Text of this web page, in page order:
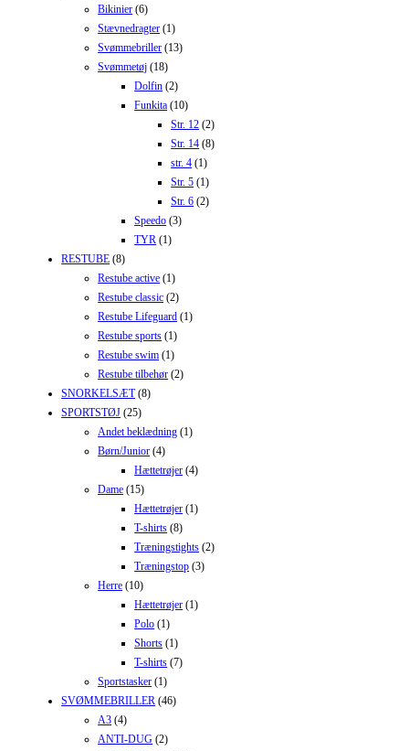
Bikinier (6)
Stævnedragter (1)
Svømmebriller (13)
Svømmetøj (18)
Dolfin (2)
Funkita (10)
Str. 12 (2)
Str. 14 (8)
str. 4 (1)
Str. 5 (1)
Str. 6 (2)
Speedo (3)
TYR (1)
RESTUBE (8)
Restube active (1)
Restube classic (2)
Restube Lifeguard (1)
Restube sports (1)
Restube swim (1)
Restube tilbehør (2)
SNORKELSÆT (8)
SPORTSTØJ (25)
Andet beklædning (1)
Børn/Junior (4)
Hættetrøjer (4)
Dame (15)
Hættetrøjer (1)
T-shirts (8)
Træningstights (2)
Træningstop (3)
Herre (10)
Hættetrøjer (1)
Polo (1)
Shorts (1)
T-shirts (7)
Sportstasker (1)
SVØMMEBRILLER (46)
A3 (4)
ANTI-DUG (2)